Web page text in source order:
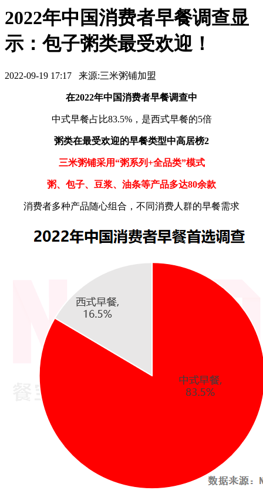
2022年中国消费者早餐调查显
示：包子粥类最受欢迎！
2022-09-19 17:17 来源:三米粥铺加盟
在2022年中国消费者早餐调查中
中式早餐占比83.5%，是西式早餐的5倍
粥类在最受欢迎的早餐类型中高居榜2
三米粥铺采用“粥系列+全品类”模式
粥、包子、豆浆、油条等产品多达80余款
消费者多种产品随心组合，不同消费人群的早餐需求